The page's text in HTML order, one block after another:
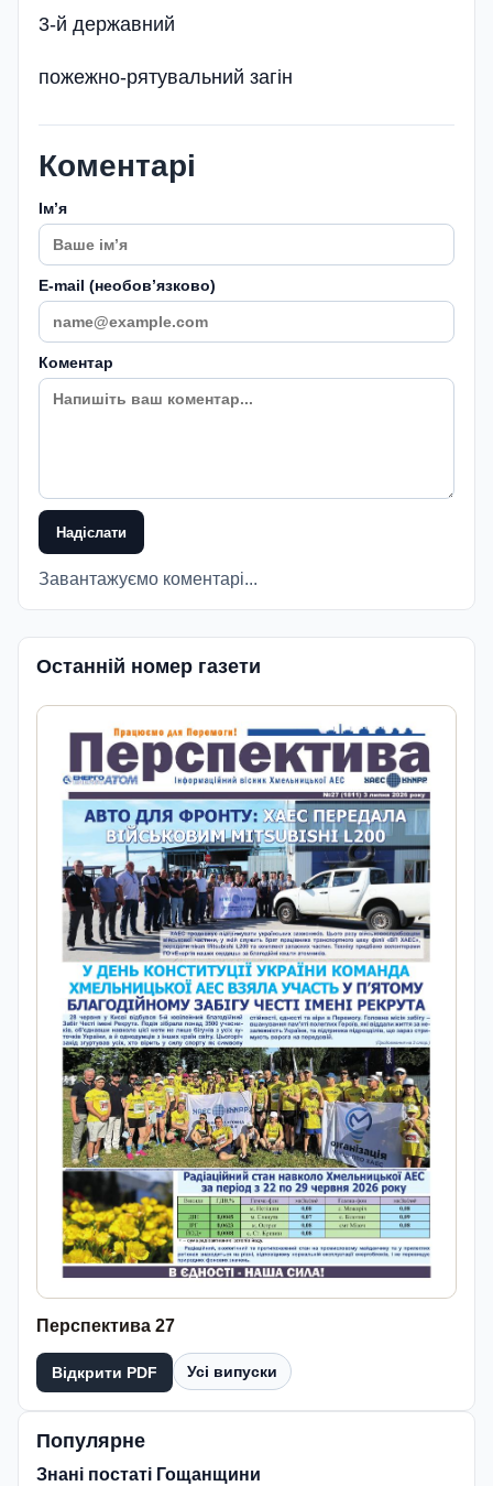
3-й державний
пожежно-рятувальний загін
Коментарі
Імʼя
E-mail (необовʼязково)
Коментар
Надіслати
Завантажуємо коментарі...
Останній номер газети
Перспектива 27
Відкрити PDF Усі випуски
Популярне
Знані постаті Гощанщини